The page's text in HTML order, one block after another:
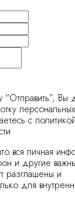
Вы
с политикой
вся личная
и другие
разглашены и
для